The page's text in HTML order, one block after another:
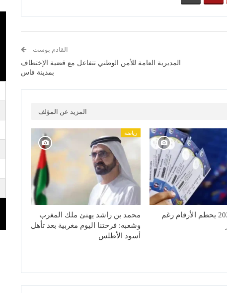
القادم بوست
المديرية العامة للأمن الوطني تتفاعل مع قضية الإختطاف
بمدينة فاس
المزيد عن المؤلف
مونديال 2026 يحطم الأرقام رغم
رياضة
محمد بن راشد يهنئ ملك المغرب
وشعبه: فرحتنا اليوم مغربية بعد تأهل
أسود الأطلس